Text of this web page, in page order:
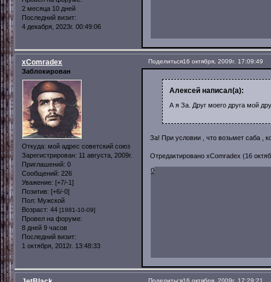
2 месяца 10 дней
Последний визит:
4 декабря, 2023г. 00:49:06
Поделиться16 октября, 2009г. 17:09:49
xComradex
Заблокирован
Откуда: мой адрес советский союз
Зарегистрирован: 11 августа, 2009г.
Приглашений: 0
Сообщений: 226
Уважение: [+7/-1]
Позитив: [+6/-0]
Пол: Мужской
Возраст: 44 [1981-10-09]
Провел на форуме:
8 дней 9 часов
Последний визит:
1 октября, 2012г. 13:48:33
Алексей написал(а):
А я За. Друг моего друга мой
За! При условии , что возьмет саба ,
Отредактировано xComradex (16
0
Поделиться16 октября, 2009г. 17:29:21